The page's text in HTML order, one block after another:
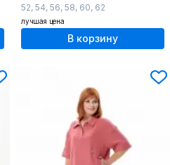
52, 54, 56, 58, 60, 62
лучшая цена
В корзину